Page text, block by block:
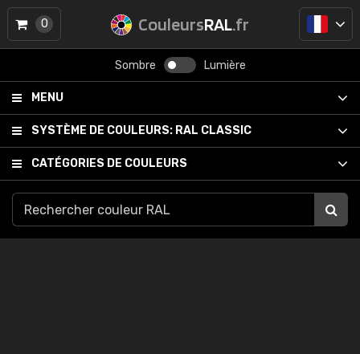
CouleursRAL.fr
Sombre Lumière
MENU
SYSTÈME DE COULEURS: RAL CLASSIC
CATÉGORIES DE COULEURS
0